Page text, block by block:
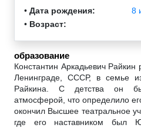
• Дата рождения: 8
• Возраст:
образование
Константин Аркадьевич
Ленинграде, СССР, в семье
Райкина. С детства он
атмосферой, что определило
окончил Высшее театральное
где его наставником был